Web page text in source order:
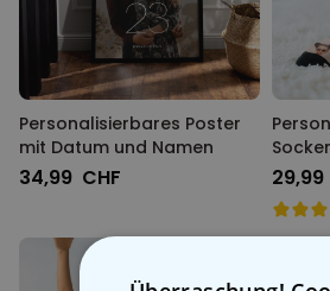
Personalisierbares Poster
mit Datum und Namen
34,99 CHF 29,99